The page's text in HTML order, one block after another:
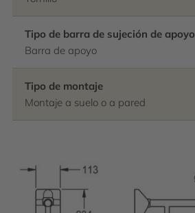
Tipo de barra de sujeción de apoyo
Barra de apoyo
Tipo de montaje
Montaje a suelo o a pared